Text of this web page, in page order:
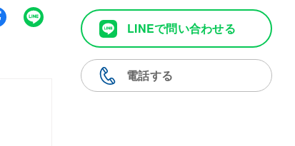
LINEで問い合わせる
電話する